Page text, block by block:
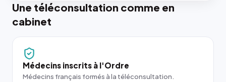
Une téléconsultation comme en
cabinet
Médecins inscrits à l'Ordre
Médecins français formés à la téléconsultation.